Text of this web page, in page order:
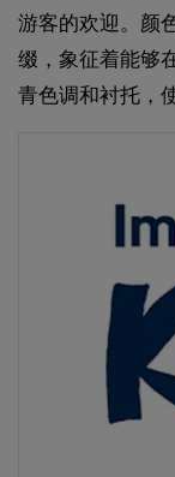
游客的欢迎。颜
缀，象征着能够
青色调和衬托，